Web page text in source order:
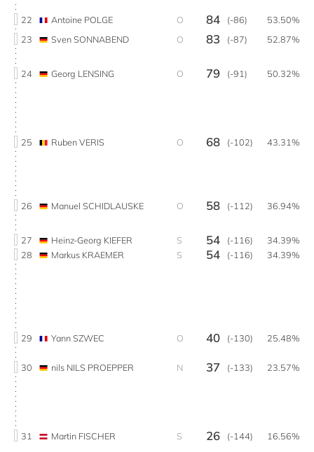
22 Antoine POLGE O 84 (-86)
53.50%
23
Sven SONNABEND O 83 (-87) 52.87%
24 Georg LENSING O 79 (-91) 50.32%
25 Ruben VERIS O 68 (-102) 43.31%
26 Manuel SCHIDLAUSKE O 58 (-112) 36.94%
27 Heinz-Georg KIEFER S 54 (-116)
34.39%
28
Markus KRAEMER S 54 (-116) 34.39%
29 Yann SZWEC O 40 (-130) 25.48%
30 nils NILS PROEPPER N 37 (-133) 23.57%
31 Martin FISCHER S 26 (-144) 16.56%